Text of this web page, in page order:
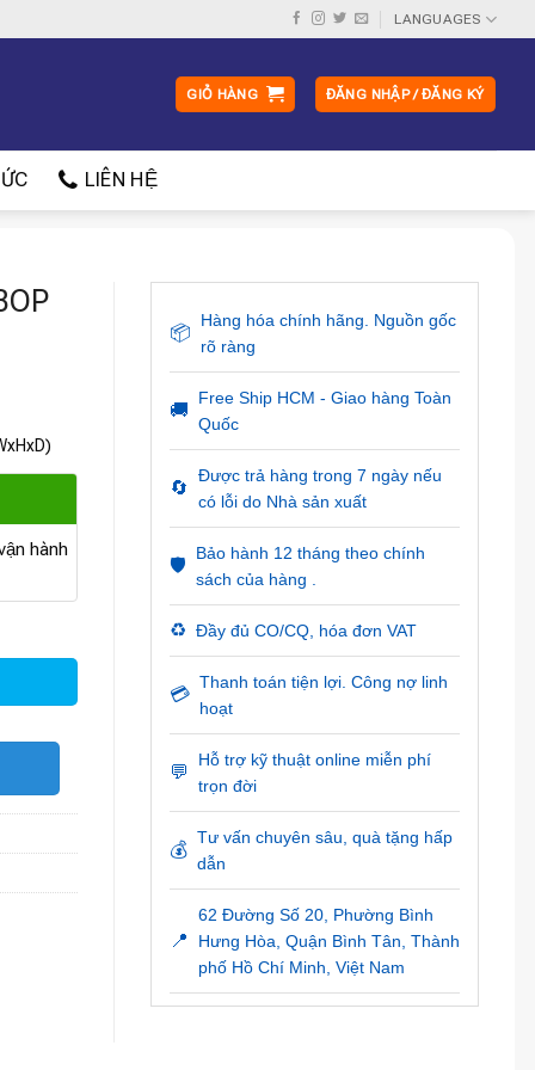
LANGUAGES
GIỎ HÀNG ĐĂNG NHẬP / ĐĂNG KÝ
LIÊN HỆ
hành
📦
Hàng hóa chính hãng. Nguồn gốc
rõ ràng
🚚
Free Ship HCM - Giao hàng Toàn
Quốc
🔄
Được trả hàng trong 7 ngày nếu
có lỗi do Nhà sản xuất
🛡️
Bảo hành 12 tháng theo chính
sách của hàng .
♻️ Đầy đủ CO/CQ, hóa đơn VAT
💳
Thanh toán tiện lợi. Công nợ linh
hoạt
💬
Hỗ trợ kỹ thuật online miễn phí
trọn đời
💰
Tư vấn chuyên sâu, quà tặng hấp
dẫn
📍
62 Đường Số 20, Phường Bình
Hưng Hòa, Quận Bình Tân, Thành
phố Hồ Chí Minh, Việt Nam